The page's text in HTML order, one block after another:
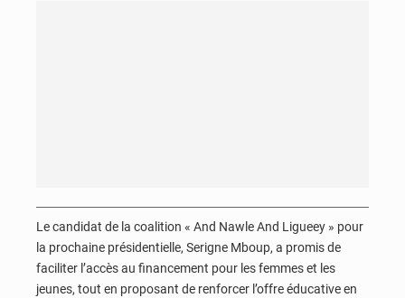
Le candidat de la coalition « And Nawle And Ligueey » pour
la prochaine présidentielle, Serigne Mboup, a promis de
faciliter l’accès au financement pour les femmes et les
jeunes, tout en proposant de renforcer l’offre éducative en